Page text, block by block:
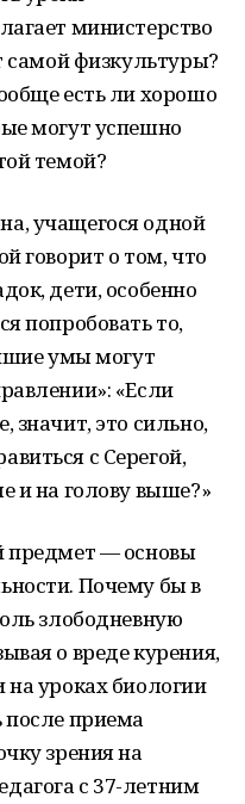
министерство
самой физкультуры?
есть ли хорошо
могут успешно
темой?
учащегося одной
говорит о том, что
дети, особенно
попробовать то,
умы могут
«Если
значит, это сильно,
с Серегой,
и на голову выше?»
предмет — основы
Почему бы в
злободневную
о вреде курения,
на уроках биологии
после приема
зрения на
с 37-летним